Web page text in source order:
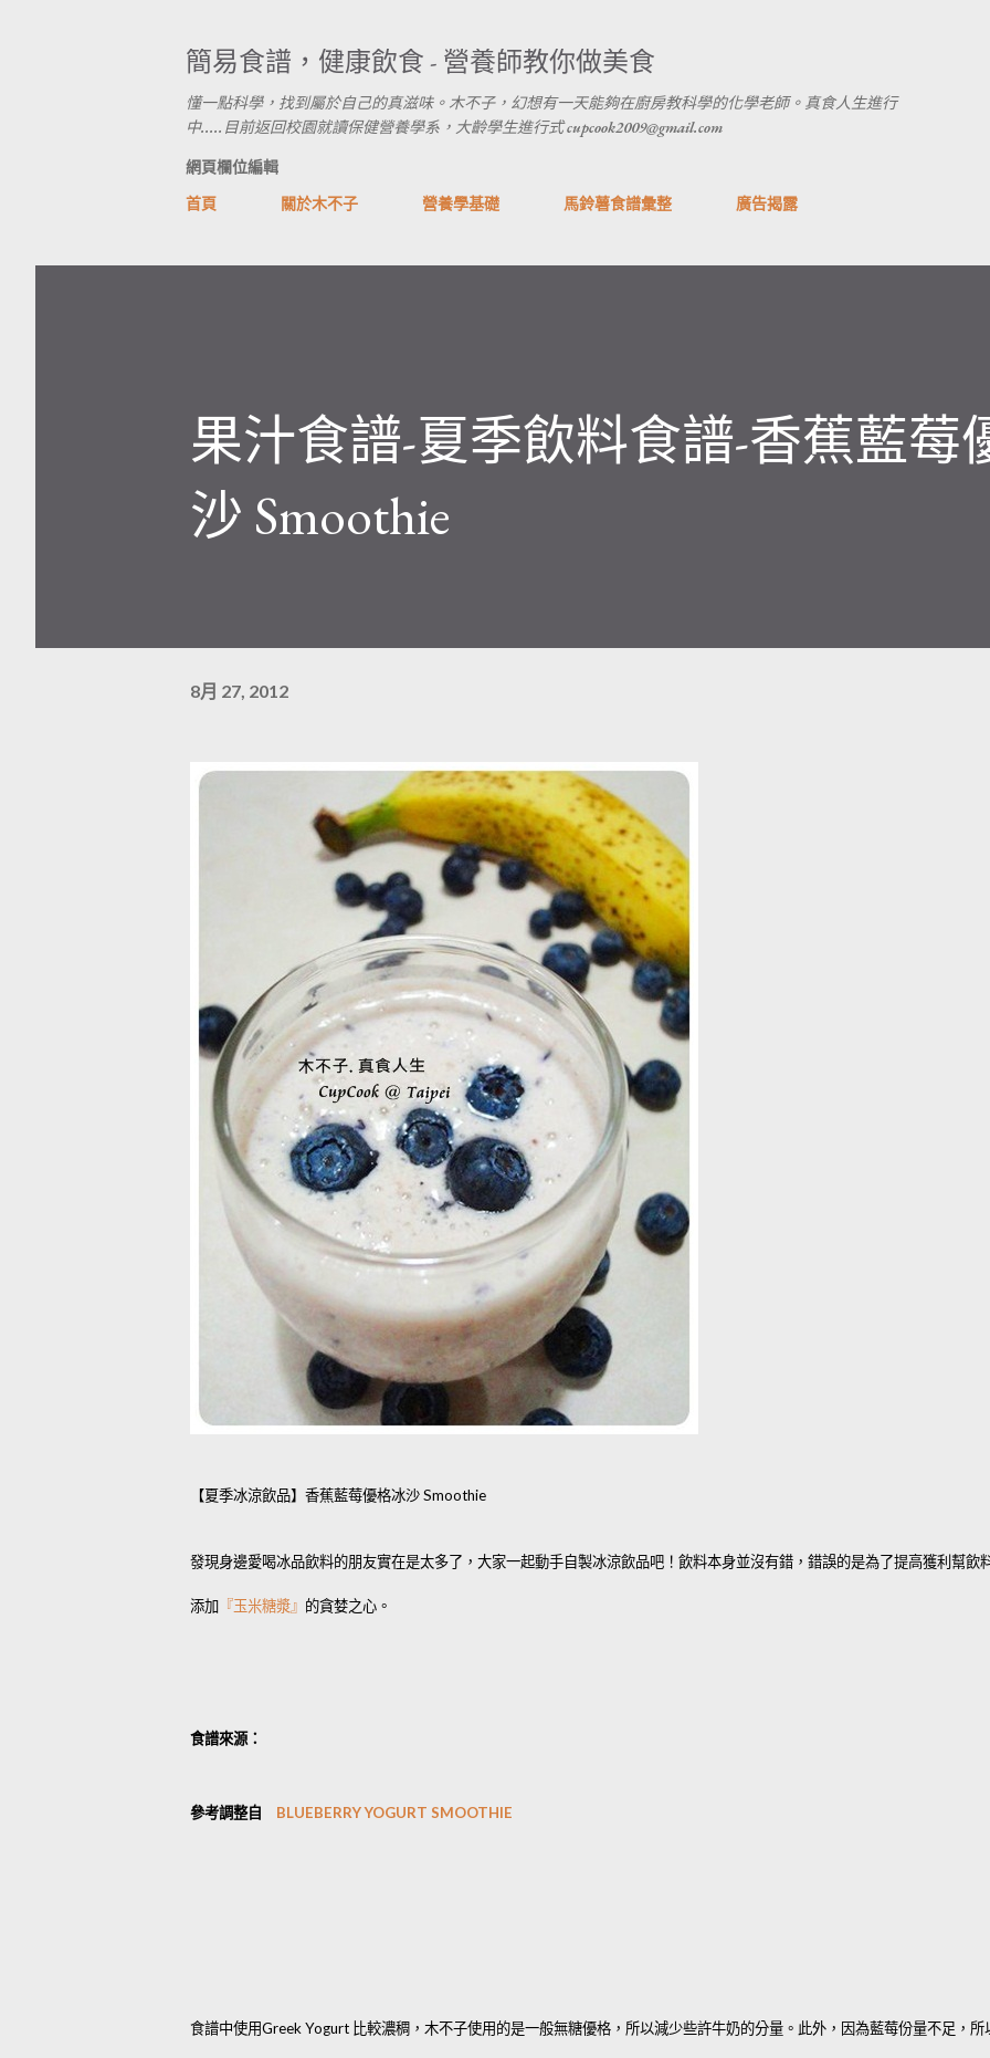
簡易食譜，健康飲食 - 營養師教你做美食
懂一點科學，找到屬於自己的真滋味。木不子，幻想有一天能夠在廚房教科學的化學老師。真食人生進行
中.....目前返回校園就讀保健營養學系，大齡學生進行式 cupcook2009@gmail.com
網頁欄位編輯
首頁
關於木不子 營養學基礎 馬鈴薯食譜彙整 廣告揭露
果汁食譜-夏季飲料食譜-香蕉藍莓
沙 Smoothie
8月 27, 2012
【夏季冰涼飲品】香蕉藍莓優格冰沙 Smoothie
發現身邊愛喝冰品飲料的朋友實在是太多了，大家一起動手自製冰涼飲品吧！飲料本身並沒有錯，錯誤的是為了提高獲利幫飲
添加 『玉米糖漿』 的貪婪之心。
食譜來源：
參考調整自 BLUEBERRY YOGURT SMOOTHIE
食譜中使用Greek Yogurt 比較濃稠，木不子使用的是一般無糖優格，所以減少些許牛奶的分量。此外，因為藍莓份量不足，所